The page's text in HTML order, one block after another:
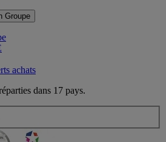
Groupe
achats
dans 17 pays.